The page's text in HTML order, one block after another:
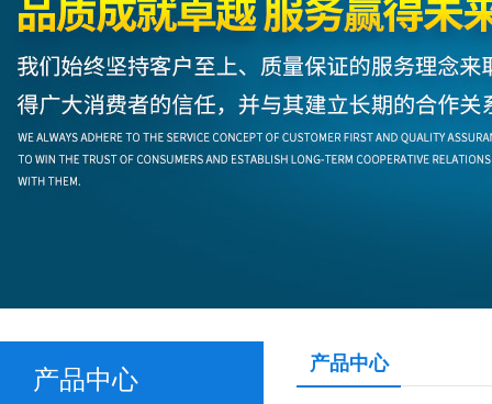
产品中心
产品中心